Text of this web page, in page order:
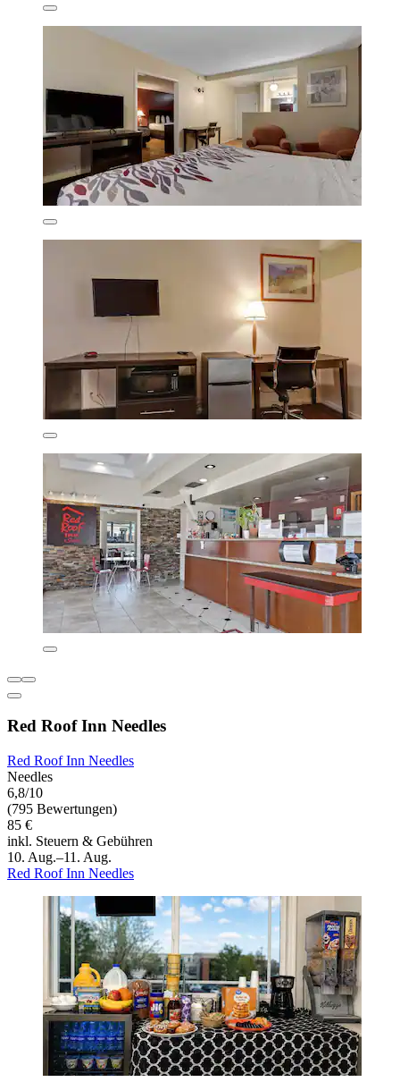
Red Roof Inn Needles
Red Roof Inn Needles
Needles
6,8/10
(795 Bewertungen)
85 €
inkl. Steuern & Gebühren
10. Aug.–11. Aug.
Red Roof Inn Needles